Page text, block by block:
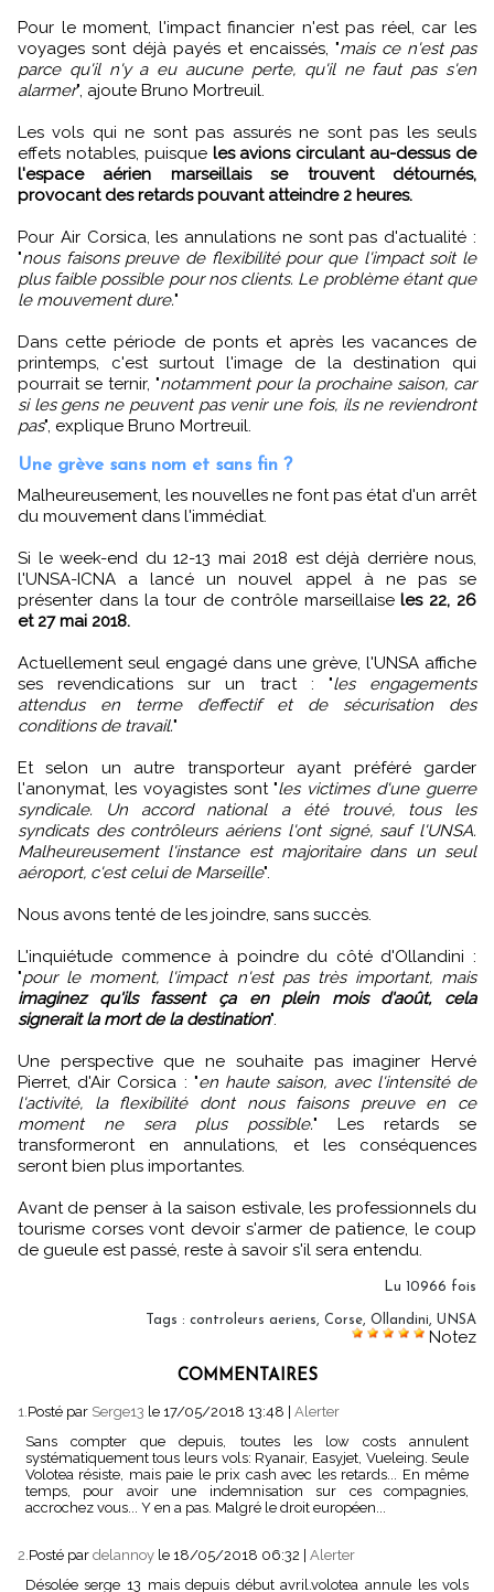
Pour le moment, l'impact financier n'est pas réel, car les
voyages sont déjà payés et encaissés, "mais ce n'est pas
parce qu'il n'y a eu aucune perte, qu'il ne faut pas s'en
alarmer", ajoute Bruno Mortreuil.
Les vols qui ne sont pas assurés ne sont pas les seuls
effets notables, puisque les avions circulant au-dessus de
l'espace aérien marseillais se trouvent détournés,
provocant des retards pouvant atteindre 2 heures.
Pour Air Corsica, les annulations ne sont pas d'actualité :
"nous faisons preuve de flexibilité pour que l'impact soit le
plus faible possible pour nos clients. Le problème étant que
le mouvement dure."
Dans cette période de ponts et après les vacances de
printemps, c'est surtout l'image de la destination qui
pourrait se ternir, "notamment pour la prochaine saison, car
si les gens ne peuvent pas venir une fois, ils ne reviendront
pas", explique Bruno Mortreuil.
Une grève sans nom et sans fin ?
Malheureusement, les nouvelles ne font pas état d'un arrêt
du mouvement dans l'immédiat.
Si le week-end du 12-13 mai 2018 est déjà derrière nous,
l'UNSA-ICNA a lancé un nouvel appel à ne pas se
présenter dans la tour de contrôle marseillaiseles 22, 26
et 27 mai 2018.
Actuellement seul engagé dans une grève, l'UNSA affiche
ses revendications sur un tract : "les engagements
attendus en terme d’effectif et de sécurisation des
conditions de travail."
Et selon un autre transporteur ayant préféré garder
l'anonymat, les voyagistes sont "les victimes d'une guerre
syndicale. Un accord national a été trouvé, tous les
syndicats des contrôleurs aériens l'ont signé, sauf l'UNSA.
Malheureusement l'instance est majoritaire dans un seul
aéroport, c'est celui de Marseille".
Nous avons tenté de les joindre, sans succès.
L'inquiétude commence à poindre du côté d'Ollandini :
"pour le moment, l'impact n'est pas très important, mais
imaginez qu'ils fassent ça en plein mois d'août, cela
signerait la mort de la destination".
Une perspective que ne souhaite pas imaginer Hervé
Pierret, d'Air Corsica : "en haute saison, avec l'intensité de
l'activité, la flexibilité dont nous faisons preuve en ce
moment ne sera plus possible." Les retards se
transformeront en annulations, et les conséquences
seront bien plus importantes.
Avant de penser à la saison estivale, les professionnels du
tourisme corses vont devoir s'armer de patience, le coup
de gueule est passé, reste à savoir s'il sera entendu.
Lu 10966 fois
Tags : controleurs aeriens, Corse, Ollandini, UNSA
Notez
COMMENTAIRES
1. Posté par Serge13 le 17/05/2018 13:48
Alerter
Sans compter que depuis, toutes les low costs annulent
systématiquement tous leurs vols: Ryanair, Easyjet, Vueleing. Seule
Volotea résiste, mais paie le prix cash avec les retards... En même
temps, pour avoir une indemnisation sur ces compagnies,
accrochez vous... Y en a pas. Malgré le droit européen...
2.Posté par delannoy le 18/05/2018 06:32
Alerter
Désolée serge 13 mais depuis début avril.volotea annule les vols